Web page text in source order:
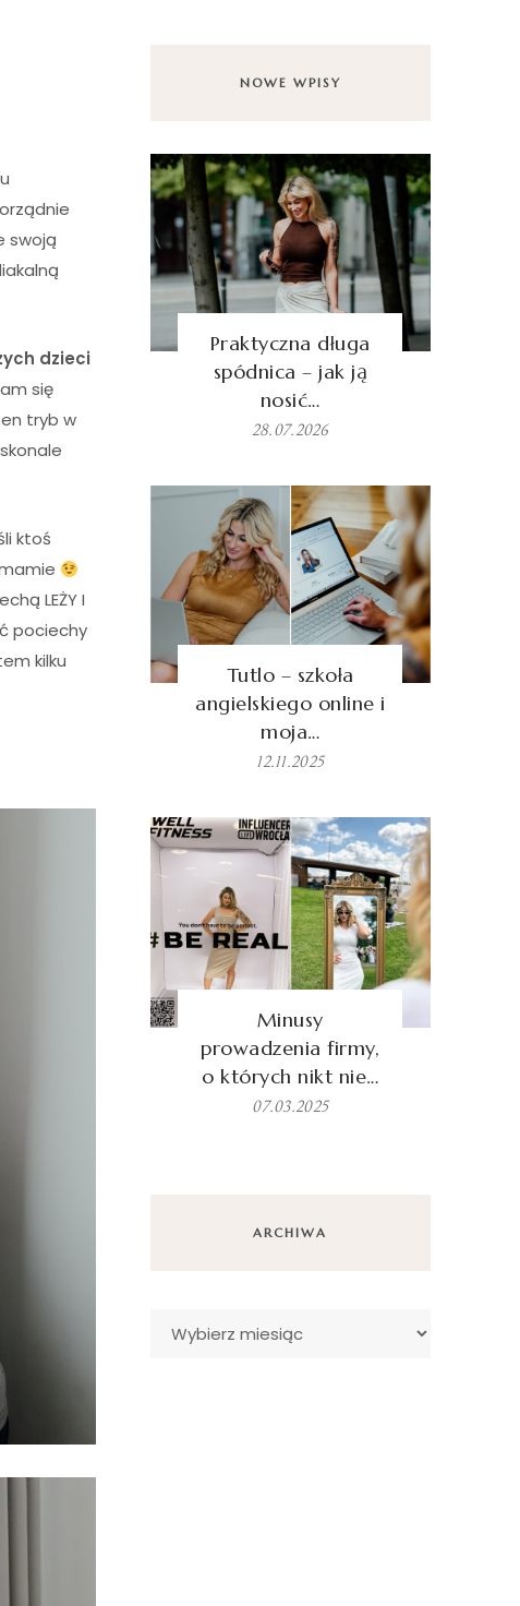
swoją
dzieci
się
tryb w
ktoś
LEŻY I
pociechy
kilku
NOWE WPISY
Praktyczna długa
spódnica – jak ją
nosić…
28.07.2026
Tutlo – szkoła
angielskiego online i
moja…
12.11.2025
Minusy
prowadzenia firmy,
o których nikt nie…
07.03.2025
ARCHIWA